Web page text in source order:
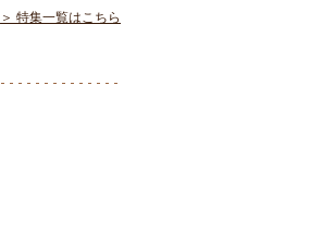
＞ 特集一覧はこちら